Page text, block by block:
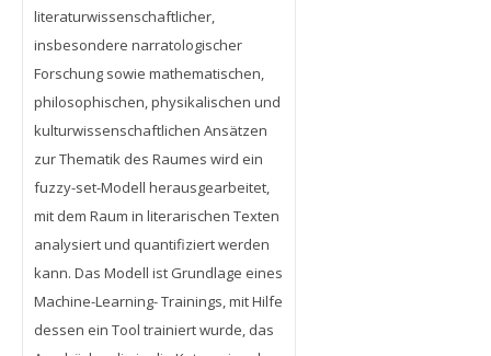
literaturwissenschaftlicher,
insbesondere narratologischer
Forschung sowie mathematischen,
philosophischen, physikalischen und
kulturwissenschaftlichen Ansätzen
zur Thematik des Raumes wird ein
fuzzy-set-Modell herausgearbeitet,
mit dem Raum in literarischen Texten
analysiert und quantifiziert werden
kann. Das Modell ist Grundlage eines
Machine-Learning- Trainings, mit Hilfe
dessen ein Tool trainiert wurde, das